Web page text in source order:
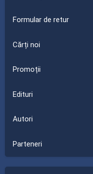
Formular de retur
Cărți noi
Promoții
Edituri
Autori
Parteneri